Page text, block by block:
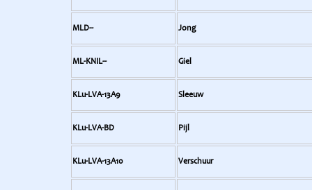
MLD-- Jong
ML-KNIL-- Giel
KLu-LVA-13A9 Sleeuw
KLu-LVA-BD Pijl
KLu-LVA-13A10 Verschuur